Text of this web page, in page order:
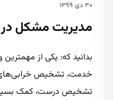
۳۰ دی ۱۳۹۹
مدیریت مشکل در ITIL
بدانید که: یکی از مهمترین
خدمت، تشخیص
تشخیص درست، کمک